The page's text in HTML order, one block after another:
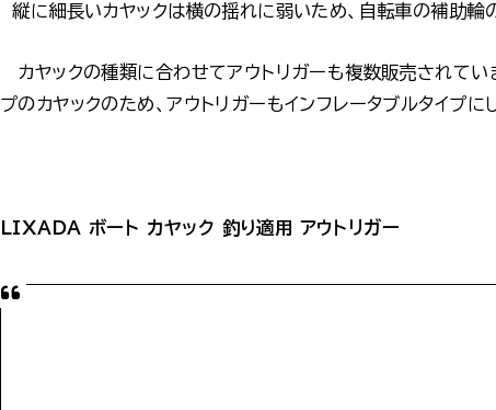
縦に細長いカヤックは横の揺れに弱いため、自転車の補助輪
カヤックの種類に合わせてアウトリガーも複数販売されてい
プのカヤックのため、アウトリガーもインフレータブルタイプに
LIXADA ボート カヤック 釣り適用 アウトリガー